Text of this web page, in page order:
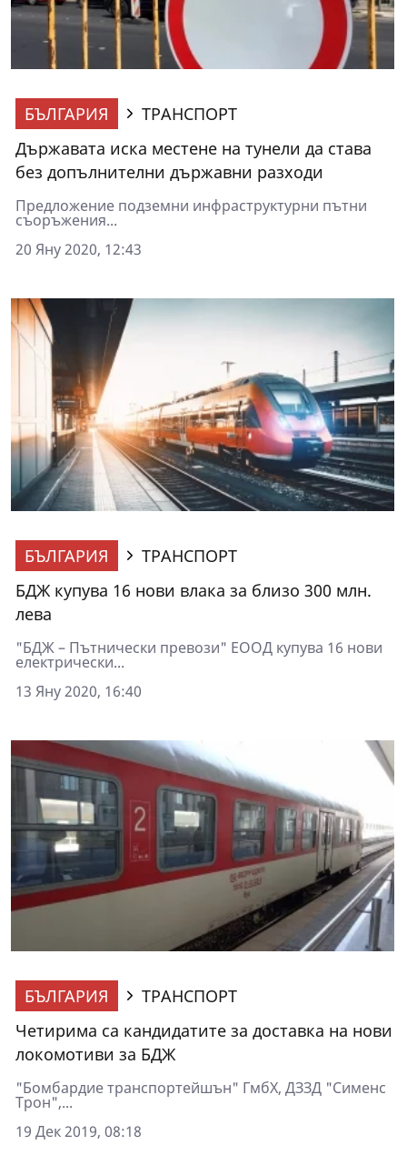
БЪЛГАРИЯ
ТРАНСПОРТ
Държавата иска местене на тунели да става
без допълнителни държавни разходи
Предложение подземни инфраструктурни пътни
съоръжения...
20 Яну 2020, 12:43
БЪЛГАРИЯ
ТРАНСПОРТ
БДЖ купува 16 нови влака за близо 300 млн.
лева
"БДЖ – Пътнически превози" ЕООД купува 16 нови
електрически...
13 Яну 2020, 16:40
БЪЛГАРИЯ
ТРАНСПОРТ
Четирима са кандидатите за доставка на нови
локомотиви за БДЖ
"Бомбардие транспортейшън" ГмбХ, ДЗЗД "Сименс
Трон",...
19 Дек 2019, 08:18